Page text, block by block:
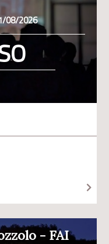
08/2026
- FAI